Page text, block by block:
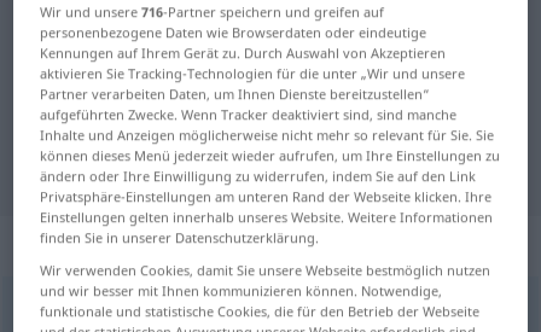
Deutsch-Bulgarisch Übersetzung
für "Stellungnahme"
"Stellungnahme" Bulgarisch
Übersetzung
„Stellungnahme“: feminin
Stellungnahmef
Wir und unsere716-Partner speichern und greifen auf
personenbezogene Daten wie Browserdaten oder eindeutige
Kennungen auf Ihrem Gerät zu. Durch Auswahl von Akzeptieren
aktivieren Sie Tracking-Technologien für die unter „Wir und unsere
Partner verarbeiten Daten, um Ihnen Dienste bereitzustellen“
aufgeführten Zwecke. Wenn Tracker deaktiviert sind, sind manche
Inhalte und Anzeigen möglicherweise nicht mehr so relevant für Sie. Sie
können dieses Menü jederzeit wieder aufrufen, um Ihre Einstellungen zu
ändern oder Ihre Einwilligung zu widerrufen, indem Sie auf den Link
Privatsphäre-Einstellungen am unteren Rand der Webseite klicken. Ihre
Einstellungen gelten innerhalb unseres Website. Weitere Informationen
finden Sie in unserer Datenschutzerklärung.
Wir verwenden Cookies, damit Sie unsere Webseite bestmöglich nutzen
und wir besser mit Ihnen kommunizieren können. Notwendige,
funktionale und statistische Cookies, die für den Betrieb der Webseite